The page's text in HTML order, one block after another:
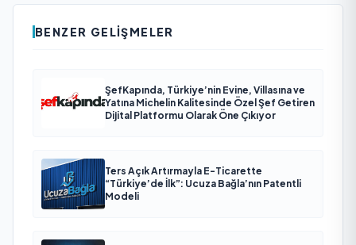
BENZER GELIŞMELER
ŞefKapında, Türkiye’nin Evine, Villasına ve
Yatına Michelin Kalitesinde Özel Şef Getiren
Dijital Platformu Olarak Öne Çıkıyor
Ters Açık Artırmayla E-Ticarette
“Türkiye’de İlk”: Ucuza Bağla’nın Patentli
Modeli